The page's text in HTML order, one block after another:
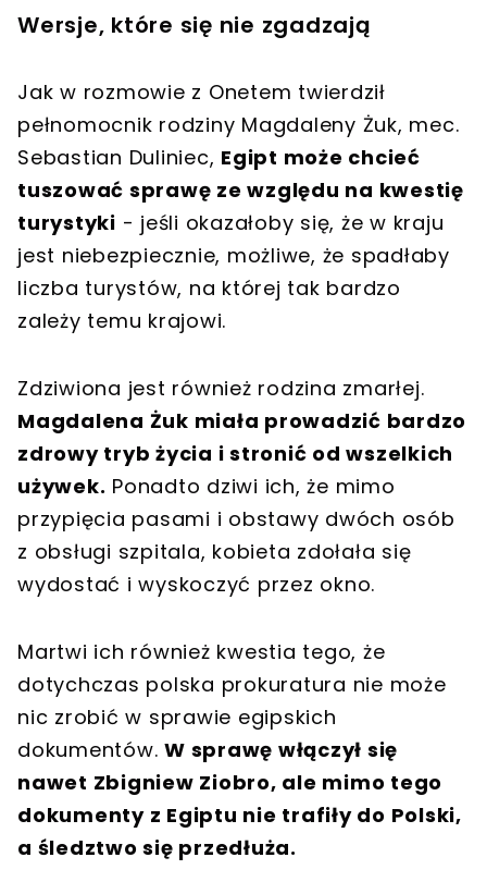
Wersje, które się nie zgadzają
Jak w rozmowie z Onetem twierdził
pełnomocnik rodziny Magdaleny Żuk, mec.
Sebastian Duliniec, Egipt może chcieć
tuszować sprawę ze względu na kwestię
turystyki - jeśli okazałoby się, że w kraju
jest niebezpiecznie, możliwe, że spadłaby
liczba turystów, na której tak bardzo
zależy temu krajowi.
Zdziwiona jest również rodzina zmarłej.
Magdalena Żuk miała prowadzić bardzo
zdrowy tryb życia i stronić od wszelkich
używek. Ponadto dziwi ich, że mimo
przypięcia pasami i obstawy dwóch osób
z obsługi szpitala, kobieta zdołała się
wydostać i wyskoczyć przez okno.
Martwi ich również kwestia tego, że
dotychczas polska prokuratura nie może
nic zrobić w sprawie egipskich
dokumentów. W sprawę włączył się
nawet Zbigniew Ziobro, ale mimo tego
dokumenty z Egiptu nie trafiły do Polski,
a śledztwo się przedłuża.